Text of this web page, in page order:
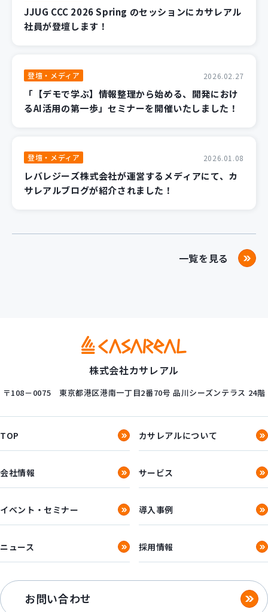
JJUG CCC 2026 Spring のセッションにカサレアル
社員が登壇します！
登壇・メディア 2026.02.27
「【デモで学ぶ】情報整理から始める、開発におけ
るAI活用の第一歩」セミナーを開催いたしました！
登壇・メディア 2026.01.08
レバレジーズ株式会社が運営するメディアにて、カ
サレアルブログが紹介されました！
一覧を見る
株式会社カサレアル
〒108－0075 東京都港区港南一丁目2番70号 品川シーズンテラス 24階
TOP カサレアルについて
会社情報 サービス
イベント・セミナー 導入事例
ニュース 採用情報
お問い合わせ